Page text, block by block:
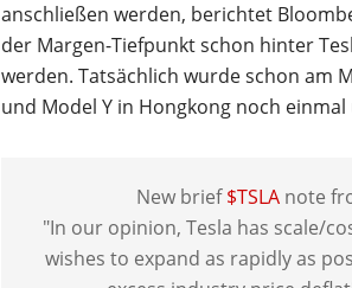
anschließen werden, berichtet
der Margen-Tiefpunkt schon hinter
werden. Tatsächlich wurde schon am
und Model Y in Hongkong noch
New brief$TSLA note
"In our opinion, Tesla has scale/
wishes to expand as rapidly as